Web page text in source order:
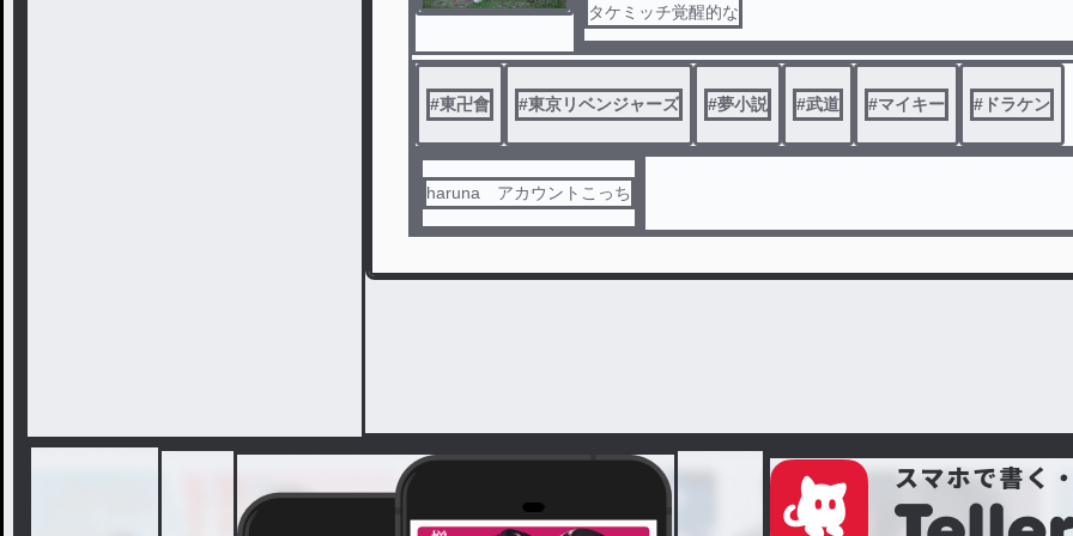
タケミッチ覚醒的な
#東卍會 #東京リベンジャーズ #夢小説 #武道 #マイキー # ドラケン
haruna アカウントこっち